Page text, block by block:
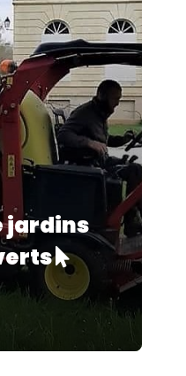
jardins